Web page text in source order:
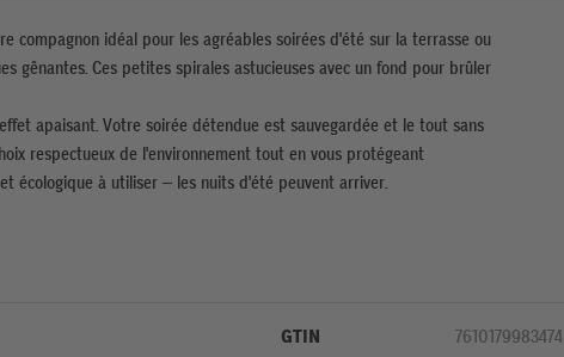
compagnon idéal pour les agréables soirées d'été sur la terrasse ou
gênantes. Ces petites spirales astucieuses avec un fond pour brûler
apaisant. Votre soirée détendue est sauvegardée et le tout sans
respectueux de l'environnement tout en vous protégeant
écologique à utiliser – les nuits d'été peuvent arriver.
GTIN 7610179983474